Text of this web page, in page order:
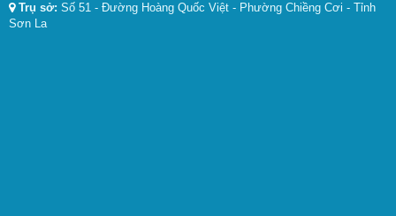
Trụ sở: Số 51 - Đường Hoàng Quốc Việt - Phường Chiềng Cơi - Tỉnh
Sơn La